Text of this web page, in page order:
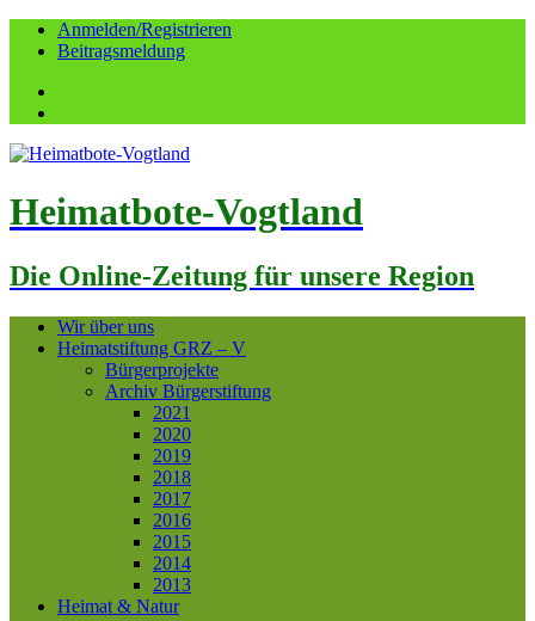
Anmelden/Registrieren
Beitragsmeldung
Heimatbote-Vogtland
Die Online-Zeitung für unsere Region
Wir über uns
Heimatstiftung GRZ – V
Bürgerprojekte
Archiv Bürgerstiftung
2021
2020
2019
2018
2017
2016
2015
2014
2013
Heimat & Natur